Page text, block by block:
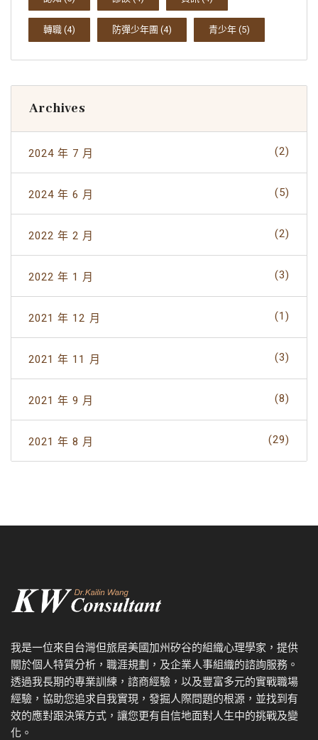
轉職 (4) 防彈少年團 (4) 青少年 (5)
Archives
2024 年 7 月 (2)
2024 年 6 月 (5)
2022 年 2 月 (2)
2022 年 1 月 (3)
2021 年 12 月 (1)
2021 年 11 月 (3)
2021 年 9 月 (8)
2021 年 8 月 (29)
我是一位來自台灣但旅居美國加州矽谷的組織心理學家，提供
關於個人特質分析，職涯規劃，及企業人事組織的諮詢服務。
透過我長期的專業訓練，諮商經驗，以及豐富多元的實戰職場
經驗，協助您追求自我實現，發掘人際問題的根源，並找到有
效的應對跟決策方式，讓您更有自信地面對人生中的挑戰及變
化。